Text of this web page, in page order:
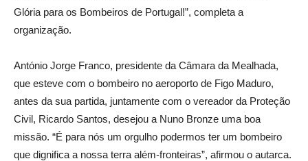
Glória para os Bombeiros de Portugal!”, completa a
organização.
António Jorge Franco, presidente da Câmara da Mealhada,
que esteve com o bombeiro no aeroporto de Figo Maduro,
antes da sua partida, juntamente com o vereador da Proteção
Civil, Ricardo Santos, desejou a Nuno Bronze uma boa
missão. “É para nós um orgulho podermos ter um bombeiro
que dignifica a nossa terra além-fronteiras”, afirmou o autarca.